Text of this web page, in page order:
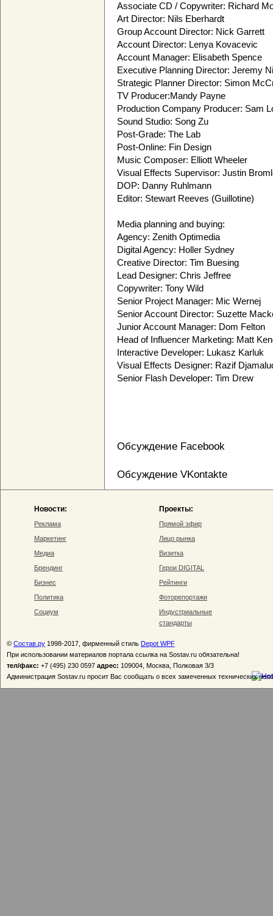
Associate CD / Copywriter: Richard
Art Director: Nils Eberhardt
Group Account Director: Nick Garrett
Account Director: Lenya Kovacevic
Account Manager: Elisabeth Spence
Executive Planning Director: Jeremy
Strategic Planner Director: Simon
TV Producer:Mandy Payne
Production Company Producer: Sam
Sound Studio: Song Zu
Post-Grade: The Lab
Post-Online: Fin Design
Music Composer: Elliott Wheeler
Visual Effects Supervisor: Justin
DOP: Danny Ruhlmann
Editor: Stewart Reeves (Guillotine)
Media planning and buying:
Agency: Zenith Optimedia
Digital Agency: Holler Sydney
Creative Director: Tim Buesing
Lead Designer: Chris Jeffree
Copywriter: Tony Wild
Senior Project Manager: Mic Wernej
Senior Account Director: Suzette
Junior Account Manager: Dom Felton
Head of Influencer Marketing: Matt
Interactive Developer: Lukasz Karluk
Visual Effects Designer: Razif
Senior Flash Developer: Tim Drew
Обсуждение Facebook
Обсуждение VKontakte
Новости:
Реклама
Маркетинг
Медиа
Брендинг
Бизнес
Политика
Социум
Проекты:
Прямой эфир
Лицо рынка
Визитка
Герои DIGITAL
Рейтинги
Фоторепортажи
Индустриальные
стандарты
© Состав.ру 1998-2017, фирменный стиль Depot WPF
При использовании материалов портала ссылка на Sostav.ru обязательна!
тел/факс: +7 (495) 230 0597 адрес: 109004, Москва, Полковая 3/3
Администрация Sostav.ru просит Вас сообщать о всех замеченных технических